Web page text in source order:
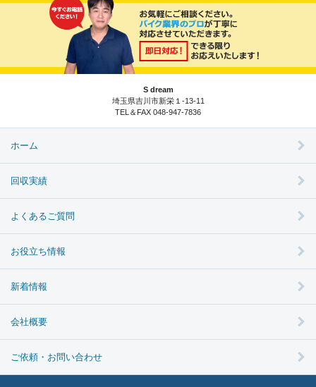
S dream
埼玉県吉川市新栄１-13-11
TEL＆FAX 048-947-7836
ホーム
回収実績
よくあるご質問
お役立ち情報
新着情報
会社概要
ご依頼・お問い合わせ